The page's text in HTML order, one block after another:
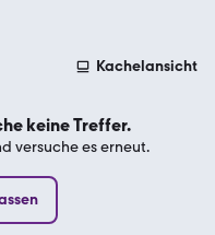
Kachelansicht
keine Treffer.
versuche es erneut.